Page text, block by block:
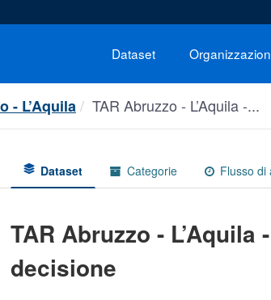
Dataset
- L’Aquila TAR Abruzzo - L’Aquila -...
Dataset Categorie Flusso di
TAR Abruzzo -
decisione